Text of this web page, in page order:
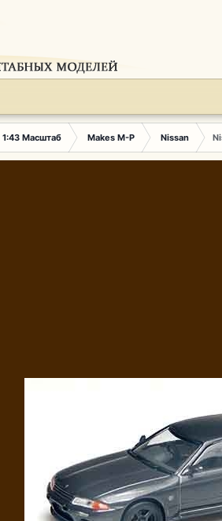
1:43 Масштаб Makes M-P Nissan